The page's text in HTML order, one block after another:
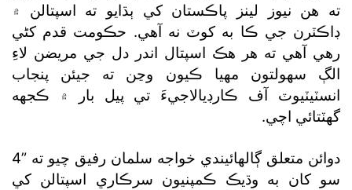
ته هن نيوز لينز پاڪستان کي ٻڌايو ته اسپتالن ۾
ڊاڪٽرن جي ڪا به کوٽ نه آهي. حڪومت قدم کڻي
رهي آهي ته هر هڪ اسپتال اندر دل جي مريضن لاءِ
الڳ سهولتون مهيا ڪيون وڃن ته جيئن پنجاب
انسٽيٽيوٽ آف ڪارڊيالاجيءَ تي پيل بار ۾ ڪجهه
گھٽتائي اچي.
دوائن متعلق ڳالهائيندي خواجه سلمان رفيق چيو ته ”4
سو کان به وڌيڪ ڪمپنيون سرڪاري اسپتالن کي